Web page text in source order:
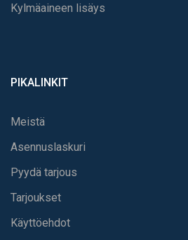
Kylmäaineen lisäys
PIKALINKIT
Meistä
Asennuslaskuri
Pyydä tarjous
Tarjoukset
Käyttöehdot